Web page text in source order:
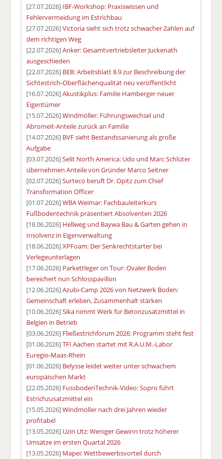
[27.07.2026] IBF-Workshop: Praxiswissen und
Fehlervermeidung im Estrichbau
[27.07.2026]Victoria sieht sich trotz schwacher Zahlen auf
dem richtigen Weg
[22.07.2026]Anker: Gesamtvertriebsleiter Juckenath
ausgeschieden
[22.07.2026] BEB: Arbeitsblatt 8.9 zur Beschreibung der
Sichtestrich-Oberflächenqualität neu veröffentlicht
[16.07.2026]Akustikplus: Familie Hamberger neuer
Eigentümer
[15.07.2026]Windmöller: Führungswechsel und
Abromeit-Anteile zurück an Familie
[14.07.2026] BVF sieht Bestandssanierung als große
Aufgabe
[03.07.2026]Selit North America: Udo und Marc Schlüter
übernehmen Anteile von Gründer Marco Seitner
[02.07.2026]Surteco beruft Dr. Opitz zum Chief
Transformation Officer
[01.07.2026]WBA Weimar: Fachbauleiterkurs
Fußbodentechnik präsentiert Absolventen 2026
[18.06.2026] Hellweg und Baywa Bau & Garten gehen in
Insolvenz in Eigenverwaltung
[18.06.2026]XPFoam: Der Senkrechtstarter bei
Verlegeunterlagen
[17.06.2026] Parkettleger on Tour: Ovaler Boden
bereichert nun Schlosspavillon
[12.06.2026]Azubi-Camp 2026 von Netzwerk Boden:
Gemeinschaft erleben, Zusammenhalt stärken
[10.06.2026]Sika nimmt Werk für Betonzusatzmittel in
Belgien in Betrieb
[03.06.2026] Fließestrichforum 2026: Programm steht fest
[01.06.2026]TFI Aachen startet mit R.A.U.M.-Labor
Euregio-Maas-Rhein
[01.06.2026] Belysse leidet weiter unter schwachem
europäischen Markt
[22.05.2026] FussbodenTechnik-Video: Sopro führt
Estrichzusatzmittel ein
[15.05.2026]Windmöller nach drei Jahren wieder
profitabel
[13.05.2026] Uzin Utz: Weniger Gewinn trotz höherer
Umsätze im ersten Quartal 2026
[13.05.2026] Mapei: Wettbewerbsvorteil durch